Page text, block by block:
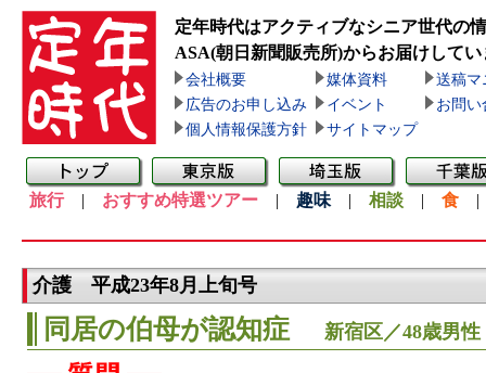
定年時代はアクティブなシニア世代の
ASA(朝日新聞販売所)からお届けしてい
会社概要 媒体資料
送稿マ
広告のお申し込み
イベント
お問い
個人情報保護方針
サイトマップ
旅行| おすすめ特選ツアー | 趣味 | 相談 | 食
介護 平成23年8月上旬号
同居の伯母が認知症 新宿区／48歳男性